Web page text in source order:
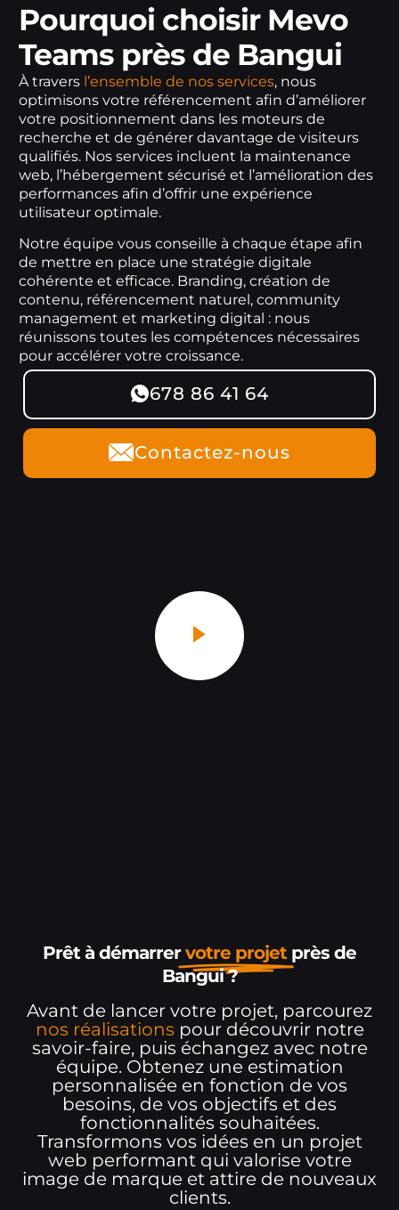
Pourquoi choisir Mevo
Teams près de Bangui
À travers l’ensemble de nos services, nous
optimisons votre référencement afin d’améliorer
votre positionnement dans les moteurs de
recherche et de générer davantage de visiteurs
qualifiés. Nos services incluent la maintenance
web, l’hébergement sécurisé et l’amélioration des
performances afin d’offrir une expérience
utilisateur optimale.
Notre équipe vous conseille à chaque étape afin
de mettre en place une stratégie digitale
cohérente et efficace. Branding, création de
contenu, référencement naturel, community
management et marketing digital : nous
réunissons toutes les compétences nécessaires
pour accélérer votre croissance.
678 86 41 64
Contactez-nous
Prêt à démarrervotre projet près de
Bangui ?
Avant de lancer votre projet, parcourez
nos réalisations pour découvrir notre
savoir-faire, puis échangez avec notre
équipe. Obtenez une estimation
personnalisée en fonction de vos
besoins, de vos objectifs et des
fonctionnalités souhaitées.
Transformons vos idées en un projet
web performant qui valorise votre
image de marque et attire de nouveaux
clients.